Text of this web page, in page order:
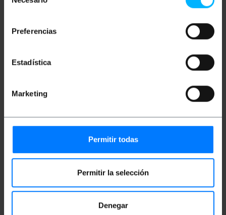
Preferencias
Estadística
Marketing
Permitir todas
Permitir la selección
Denegar
867 Mbit/s e suporta os padrões Wi-Fi 5 (802.11ac) e
Dual Band (2,4 GHz / 5 GHz). Além disso, o produto
Plus.
conectividade sem fio.
Taxa máxima de transferência de dados: 867
Mbit/s.
Padrão Wi-Fi: Wi-Fi 5 (802.11ac).
Alimentado por USB.
Ideal para melhorar a conectividade sem fio
Compatibilidade com: Windows